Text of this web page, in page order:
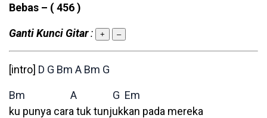
Bebas – ( 456 )
Ganti Kunci Gitar: + –
[intro] D G Bm A Bm G
Bm A G Em
ku punya cara tuk tunjukkan pada mereka